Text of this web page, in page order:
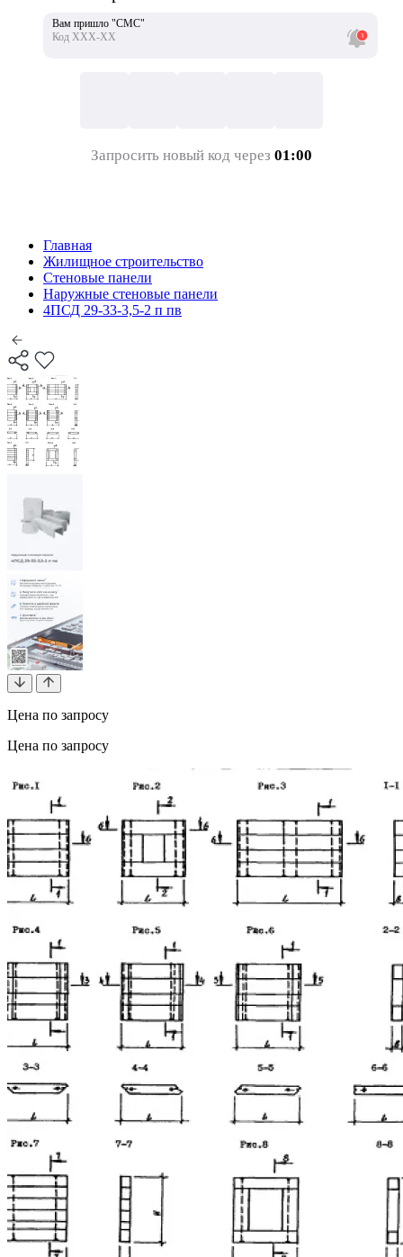
Вам пришло "СМС"
Код ХХХ-ХХ
Запросить новый код через 01:00
Главная
Жилищное строительство
Стеновые панели
Наружные стеновые панели
4ПСД 29-33-3,5-2 п пв
Цена по запросу
Цена по запросу